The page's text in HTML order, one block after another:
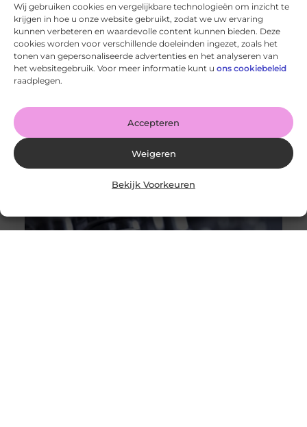
Wij gebruiken cookies en vergelijkbare technologieën om inzicht te
krijgen in hoe u onze website gebruikt, zodat we uw ervaring
kunnen verbeteren en waardevolle content kunnen bieden. Deze
cookies worden voor verschillende doeleinden ingezet, zoals het
tonen van gepersonaliseerde advertenties en het analyseren van
het websitegebruik. Voor meer informatie kunt u ons cookiebeleid
raadplegen.
Accepteren
Weigeren
Bekijk Voorkeuren
Een high class escortbureau dat luxe herdefinieert
Goed artikel? Deel hem dan op: Share on X (Twitter)
Share on Facebook Share on Pinterest Share on
LinkedIn Share